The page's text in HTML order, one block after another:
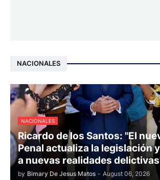
NACIONALES
NACIONALES
Ricardo de los Santos: "El
Penal actualiza la legislación
a nuevas realidades
by Bimary De Jesus Matos - August 06, 2026